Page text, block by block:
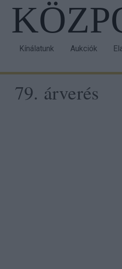
Ugrás
tartalomra
navigation
Kínálatunk Aukciók
79. árverés